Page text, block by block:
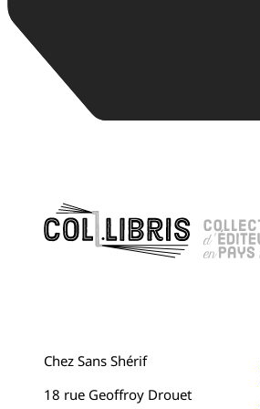
Chez Sans Shérif
18 rue Geoffroy Drouet